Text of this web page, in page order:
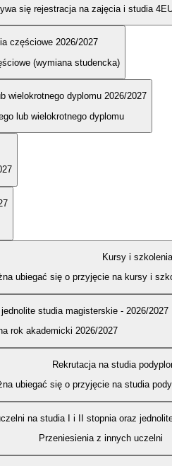
się rejestracja na zajęcia i studia
częściowe 2026/2027
(wymiana studencka)
wielokrotnego dyplomu 2026/2027
lub wielokrotnego dyplomu
Kursy i szkolenia
ubiegać się o przyjęcie na kursy i
studia magisterskie - 2026/2027
rok akademicki 2026/2027
Rekrutacja na studia
ubiegać się o przyjęcie na studia
na studia I i II stopnia oraz
Przeniesienia z innych uczelni